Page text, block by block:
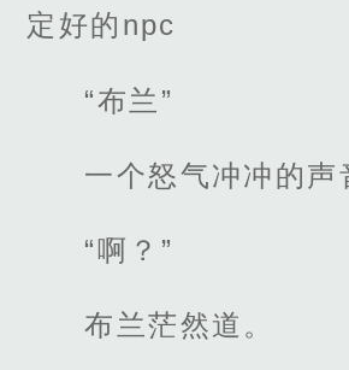
定好的npc
“布兰”
一个怒气冲冲的声
“啊？”
布兰茫然道。